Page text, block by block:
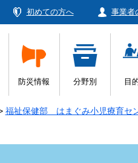
初めての方へ 事業者
防災情報 分野別 目
福祉保健部 はまぐみ小児療育セ